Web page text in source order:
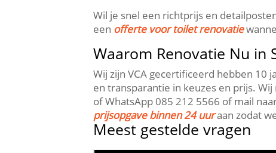
Wil je snel een richtprijs en
een offerte voor toilet renovatie
Waarom Renovatie Nu in
Wij zijn VCA gecertificeerd hebben 10
en transparantie in keuzes en prijs.​
of WhatsApp 085 212 5566 of mail
prijsopgave binnen 24 uuraan zodat
Meest gestelde vragen